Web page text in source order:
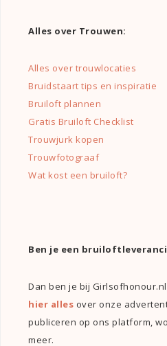
Alles over Trouwen:
Alles over trouwlocaties
Bruidstaart tips en inspiratie
Bruiloft plannen
Gratis Bruiloft Checklist
Trouwjurk kopen
Trouwfotograaf
Wat kost een bruiloft?
Ben je een
Dan ben je bij
hier alles over onze
publiceren op ons platform,
meer.